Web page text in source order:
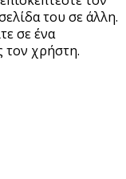
του σε άλλη.
σε ένα
τον χρήστη.